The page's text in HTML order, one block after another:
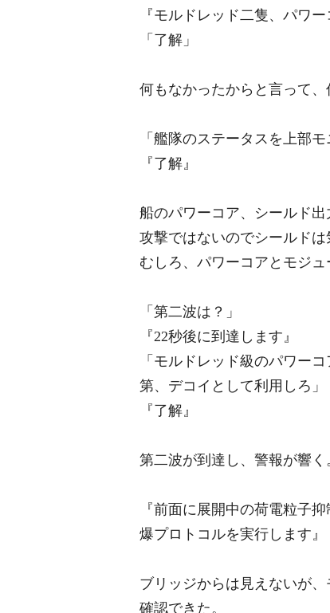
『モルドレッド二隻、パワ
「了解」
何もなかったからと言って、
「艦隊のステータスを上部モ
『了解』
船のパワーコア、シールド出
攻撃ではないのでシールドは
むしろ、パワーコアとモジ
「第二波は？」
『22秒後に到達します』
「モルドレッド級のパワー
第、デコイとして利用しろ」
『了解』
第二波が到達し、警報が響く
『前面に展開中の荷電粒子
爆プロトコルを実行します』
ブリッジからは見えないが
確認できた。